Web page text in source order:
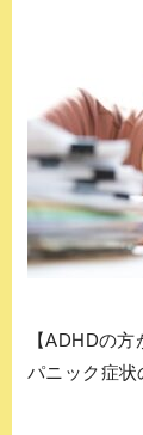
【ADHDの
パニック症状